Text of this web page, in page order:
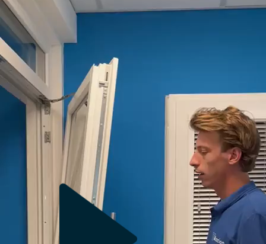
De voordelen van kunststof kozijnen